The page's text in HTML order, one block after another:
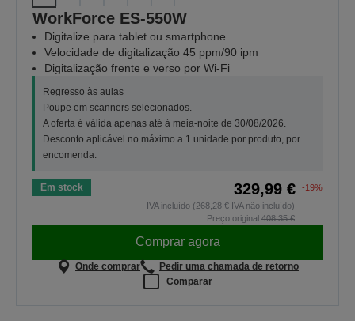
WorkForce ES-550W
Digitalize para tablet ou smartphone
Velocidade de digitalização 45 ppm/90 ipm
Digitalização frente e verso por Wi-Fi
Regresso às aulas
Poupe em scanners selecionados.
A oferta é válida apenas até à meia-noite de 30/08/2026.
Desconto aplicável no máximo a 1 unidade por produto, por
encomenda.
Em stock 329,99 €
-19%
IVA incluído (268,28 € IVA não incluído)
Preço original 408,35 €
Comprar agora
Onde comprar
Pedir uma chamada de retorno
Comparar